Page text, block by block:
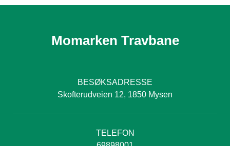
Momarken Travbane
BESØKSADRESSE
Skofterudveien 12, 1850 Mysen
TELEFON